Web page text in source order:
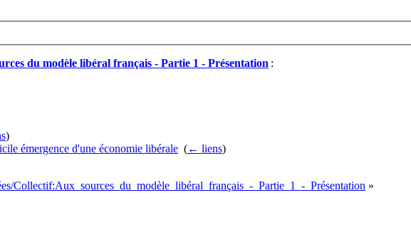
du modèle libéral français - Partie 1 - Présentation :
)
émergence d'une économie libérale (← liens)
Collectif:Aux_sources_du_modèle_libéral_français_-_Partie_1_-_Présentation »